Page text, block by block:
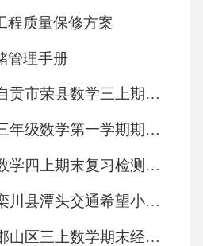
本集制作过程中产生的所
括著作权、商标权等。
、剧本内容等未公开信
程质量保修方案
管理手册
2027届四川省自贡市荣县数学三上期末达标测试试题含解析
2027届应城市三年级数学第一学期期末考试试题含解析
兰西县2027届数学四上期末复习检测模拟试题含解析
2027届河南省栾川县潭头交通希望小学三上数学期末学业质量监测模拟试题含解析
2027届邯郸市邯山区三上数学期末经典试题含解析